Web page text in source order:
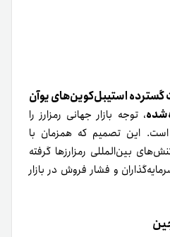
گسترده استیبل‌کوین‌های یوآن
، توجه بازار جهانی رمزارز را
این تصمیم که همزمان با
بین‌المللی رمزارزها گرفته
و فشار فروش در بازار